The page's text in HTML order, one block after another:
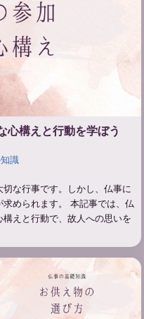
心構えと行動を学ぼう
識
な行事です。しかし、仏事に
められます。 本記事では、仏
えと行動で、故人への思いを